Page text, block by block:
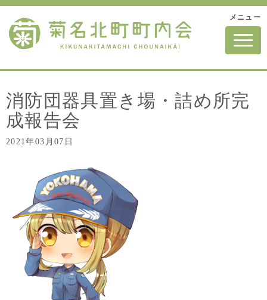
メニュー
N
a
v
t
消防団器具置き場・詰め所完
成報告会
2021年03月07日